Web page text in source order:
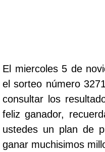
Cafeterito Noche
Caribeña Día
Caribeña Noche
El miercoles 5 de
el sorteo número
consultar los
feliz ganador,
ustedes un plan de
ganar muchisimos